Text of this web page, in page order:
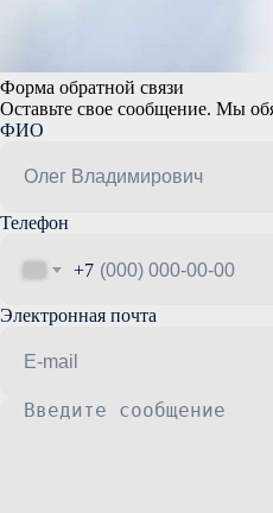
Форма обратной связи
Оставьте свое сообщение. Мы
ФИО
Телефон
+7
Электронная почта